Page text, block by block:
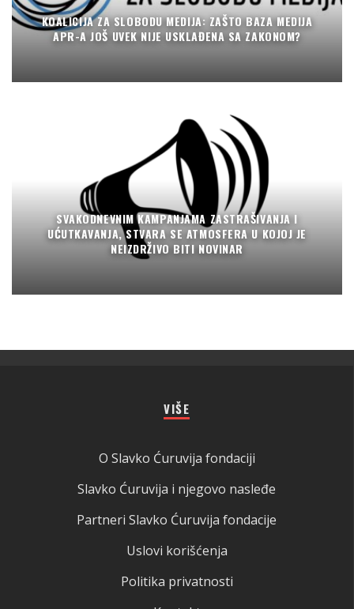
KOALICIJA ZA SLOBODU MEDIJA: ZAŠTO BAZA MEDIJA
APR-A JOŠ UVEK NIJE USKLAĐENA SA ZAKONOM?
SVAKODNEVNIM KAMPANJAMA ZASTRAŠIVANJA I
UĆUTKAVANJA, STVARA SE ATMOSFERA U KOJOJ JE
NEIZDRŽIVO BITI NOVINAR
VIŠE
O Slavko Ćuruvija fondaciji
Slavko Ćuruvija i njegovo nasleđe
Partneri Slavko Ćuruvija fondacije
Uslovi korišćenja
Politika privatnosti